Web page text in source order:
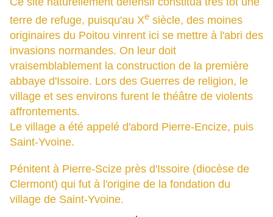
terre de refuge, puisqu'au Xe siècle, des moines
originaires du Poitou vinrent ici se mettre à l'abri des
invasions normandes. On leur doit
vraisemblablement la construction de la première
abbaye d'Issoire. Lors des Guerres de religion, le
village et ses environs furent le théâtre de violents
affrontements.
Le village a été appelé d'abord Pierre-Encize, puis
Saint-Yvoine.
Pénitent à Pierre-Scize près d'Issoire (diocèse de
Clermont) qui fut à l'origine de la fondation du
village de Saint-Yvoine.
.